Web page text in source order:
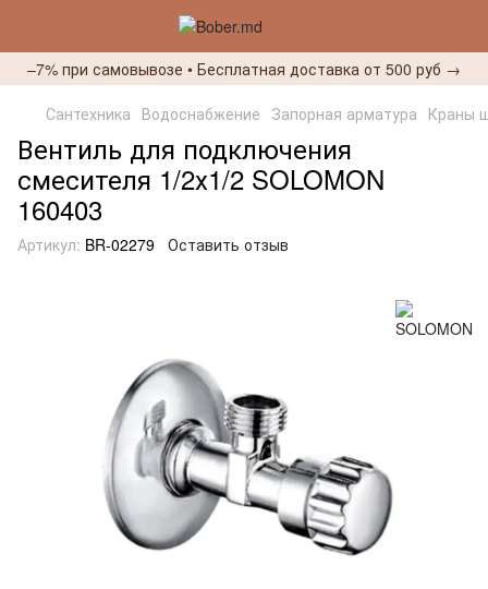
–7% при самовывозе • Бесплатная доставка от 500 руб →
Сантехника Водоснабжение Запорная арматура Краны
Вентиль для подключения
смесителя 1/2х1/2 SOLOMON
160403
Артикул: BR-02279 Оставить отзыв